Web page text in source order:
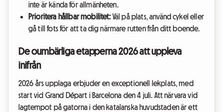
inte är kända för allmänheten.
Prioritera hållbar mobilitet:Väl på plats, använd cykel eller
gå till fots för att ta dig närmare rutten från ditt boende.
De oumbärliga etapperna 2026 att uppleva
inifrån
2026 års upplaga erbjuder en exceptionell lekplats, med
start vid Grand Départ i Barcelona den 4 juli. Att närvara vid
lagtempot på gatorna i den katalanska huvudstaden är ett